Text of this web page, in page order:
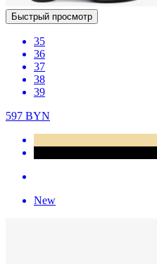
Быстрый просмотр
35
36
37
38
39
597 BYN
New